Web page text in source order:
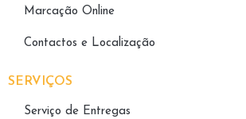
Marcação Online
Contactos e Localização
SERVIÇOS
Serviço de Entregas